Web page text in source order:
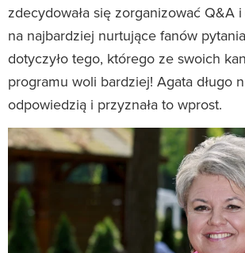
zdecydowała się zorganizować Q&A
na najbardziej nurtujące fanów
dotyczyło tego, którego ze swoich
programu woli bardziej! Agata długo
odpowiedzią i przyznała to wprost.